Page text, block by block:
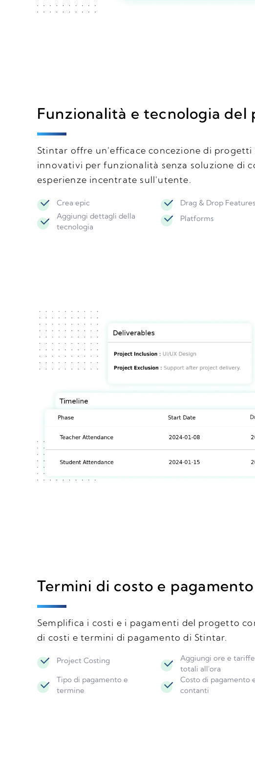
Funzionalità e tecnologia del
Stintar offre un'efficace concezione di progetti
innovativi per funzionalità senza soluzione di
esperienze incentrate sull'utente.
Crea epic
Drag & Drop Features
Aggiungi dettagli della
tecnologia
Platforms
Termini di costo e pagamento
Semplifica i costi e i pagamenti del progetto
di costi e termini di pagamento di Stintar.
Project Costing
Aggiungi ore e tariffe
totali all'ora
Tipo di pagamento e
termine
Costo di pagamento
contanti